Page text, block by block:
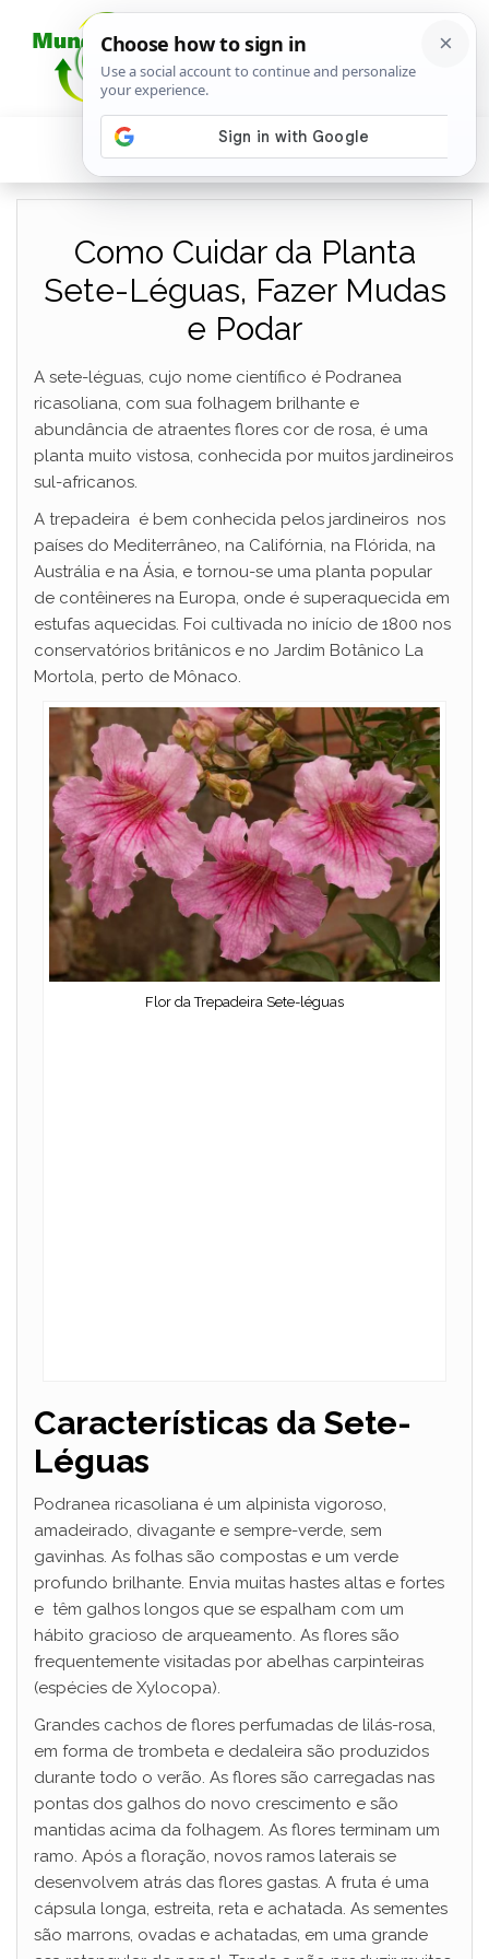
Como Cuidar da Planta
Sete-Léguas, Fazer Mudas
e Podar
A sete-léguas, cujo nome científico é Podranea
ricasoliana, com sua folhagem brilhante e
abundância de atraentes flores cor de rosa, é uma
planta muito vistosa, conhecida por muitos jardineiros
sul-africanos.
A trepadeira é bem conhecida pelos jardineiros nos
países do Mediterrâneo, na Califórnia, na Flórida, na
Austrália e na Ásia, e tornou-se uma planta popular
de contêineres na Europa, onde é superaquecida em
estufas aquecidas. Foi cultivada no início de 1800 nos
conservatórios britânicos e no Jardim Botânico La
Mortola, perto de Mônaco.
Flor da Trepadeira Sete-léguas
Características da Sete-
Léguas
Podranea ricasoliana é um alpinista vigoroso,
amadeirado, divagante e sempre-verde, sem
gavinhas. As folhas são compostas e um verde
profundo brilhante. Envia muitas hastes altas e fortes
e têm galhos longos que se espalham com um
hábito gracioso de arqueamento. As flores são
frequentemente visitadas por abelhas carpinteiras
(espécies de Xylocopa).
Grandes cachos de flores perfumadas de lilás-rosa,
em forma de trombeta e dedaleira são produzidos
durante todo o verão. As flores são carregadas nas
pontas dos galhos do novo crescimento e são
mantidas acima da folhagem. As flores terminam um
ramo. Após a floração, novos ramos laterais se
desenvolvem atrás das flores gastas. A fruta é uma
cápsula longa, estreita, reta e achatada. As sementes
são marrons, ovadas e achatadas, em uma grande